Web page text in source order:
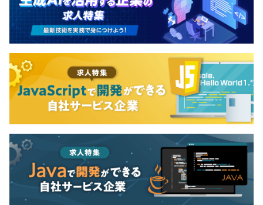
Elasticsearch
【チームの特徴】
・事業部と互いにリスペクトし合い、良質なフィードバッ
クを貰いながら開発を進めています。
・開発生産性への意識が高く、Findy Team+ Award を3
年連続受賞しています。
・仕様がトップダウンで降りることはなく、エンジニアが
「なぜつくるか」を理解した上で開発をしています。
・業務を通して得た知見をtech blogや外部登壇で発表す